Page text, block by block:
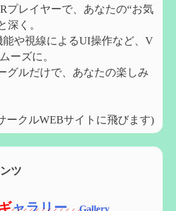
プレイヤーで、あなたの“お気
深く。
能や視線によるUI操作など、V
ーズに。
グルだけで、あなたの楽しみ
ークルWEBサイトに飛びます)
ツ
ャラリー